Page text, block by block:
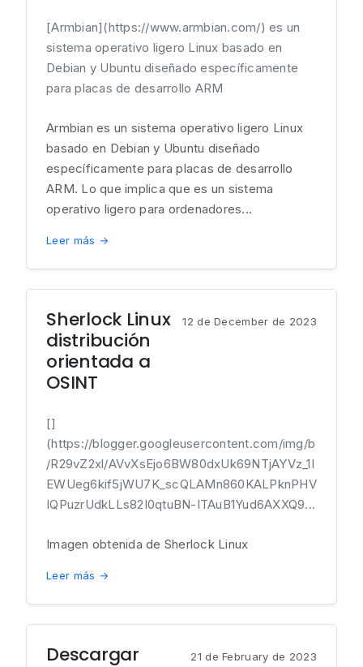
[Armbian](https://www.armbian.com/) es un
sistema operativo ligero Linux basado en
Debian y Ubuntu diseñado específicamente
para placas de desarrollo ARM
Armbian es un sistema operativo ligero Linux
basado en Debian y Ubuntu diseñado
específicamente para placas de desarrollo
ARM. Lo que implica que es un sistema
operativo ligero para ordenadores...
Leer más →
Sherlock Linux
distribución
orientada a
OSINT
12 de December de 2023
[]
(https://blogger.googleusercontent.com/img/b
/R29vZ2xl/AVvXsEjo6BW80dxUk69NTjAYVz_1I
EWUeg6kif5jWU7K_scQLAMn860KALPknPHV
IQPuzrUdkLLs82I0qtuBN-ITAuB1Yud6AXXQ9...
Imagen obtenida de Sherlock Linux
Leer más →
Descargar
21 de February de 2023